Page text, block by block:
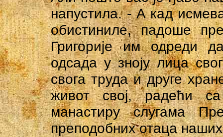
напустила. - А кад
обистиниле, падоше
Григорије им одреди
одсада у зноју лица
свога труда и друге
живот свој, радећи
манастиру слугама
преподобних отаца